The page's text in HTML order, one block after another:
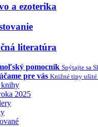
a ezoterika
literatúra
pomocník Spýtajte sa
pre vás Knižné tipy ušité
2025